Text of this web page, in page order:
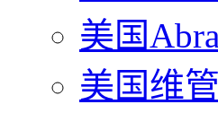
美国
美国维